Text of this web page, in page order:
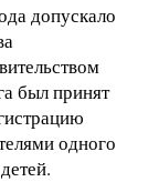
допускало
был принят
одного